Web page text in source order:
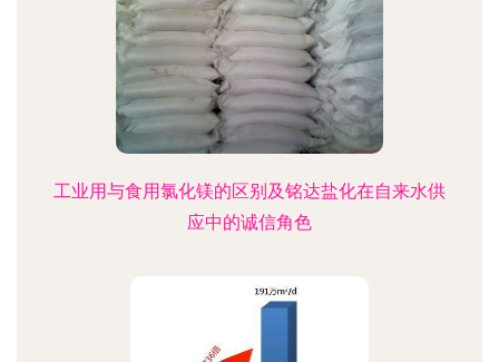
工业用与食用氯化镁的区别及铭达盐化在自来水供
应中的诚信角色